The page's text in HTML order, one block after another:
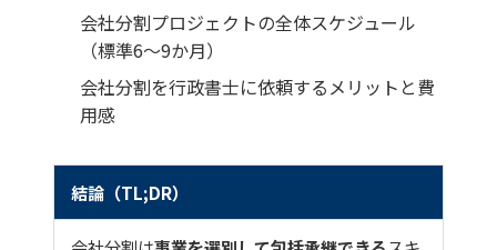
会社分割プロジェクトの全体スケジュール
（標準6〜9か月）
会社分割を行政書士に依頼するメリットと費
用感
結論（TL;DR）